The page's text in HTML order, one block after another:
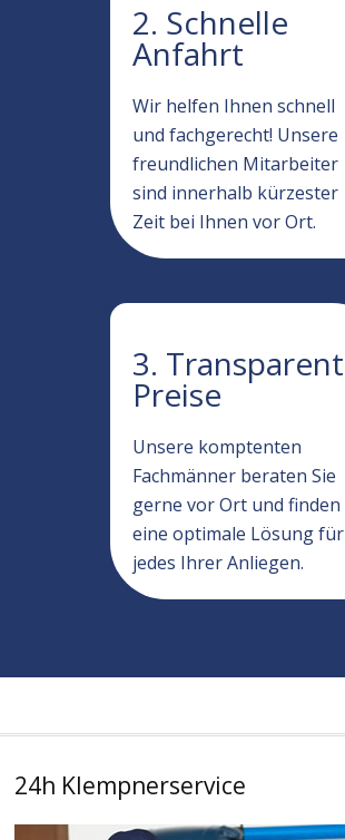
2. Schnelle
Anfahrt
Wir helfen Ihnen schnell
und fachgerecht! Unsere
freundlichen Mitarbeiter
sind innerhalb kürzester
Zeit bei Ihnen vor Ort.
3.
Preise
Unsere komptenten
Fachmänner beraten Sie
gerne vor Ort und finden
eine optimale Lösung für
jedes Ihrer Anliegen.
24h Klempnerservice